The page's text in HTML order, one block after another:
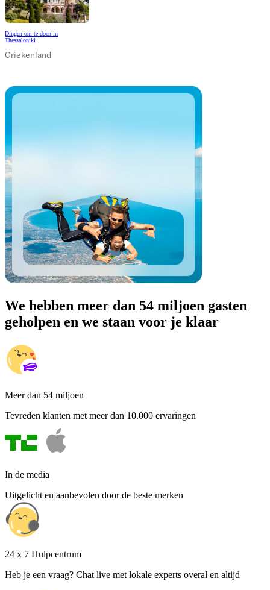
Dingen om te doen in
Thessaloniki
Griekenland
We hebben meer dan 54 miljoen gasten
geholpen en we staan voor je klaar
Meer dan 54 miljoen
Tevreden klanten met meer dan 10.000 ervaringen
In de media
Uitgelicht en aanbevolen door de beste merken
24 x 7 Hulpcentrum
Heb je een vraag? Chat live met lokale experts overal en altijd